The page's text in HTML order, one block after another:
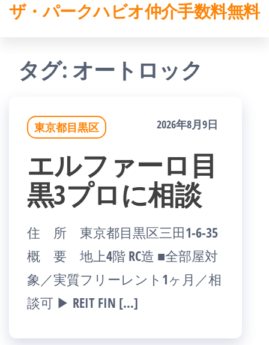
コザ・パークハビオ仲介手数料無料
タグ: オートロック
東京都目黒区 2026年8月9日
エルファーロ目
黒3プロに相談
住 所 東京都目黒区三田1-6-35
概 要 地上4階 RC造 ■全部屋対
象／実質フリーレント1ヶ月／相
談可 ▶ REIT FIN […]